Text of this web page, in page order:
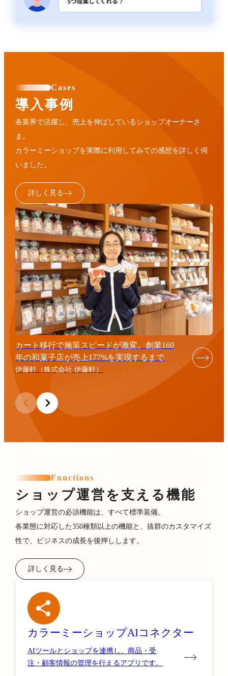
Cases
導入事例
各業界で活躍し、売上を伸ばしているショップオーナーさ
ま。
カラーミーショップを実際に利用してみての感想を詳しく伺
いました。
詳しく見る
カート移行で施策スピードが激変。創業160
年の和菓子店が売上177%を実現するまで
伊藤軒（株式会社 伊藤軒）
Functions
ショップ運営を支える機能
ショップ運営の必須機能は、すべて標準装備。
各業態に対応した350種類以上の機能と、抜群のカスタマイズ
性で、ビジネスの成長を後押しします。
詳しく見る
カラーミーショップAIコネクター
AIツールとショップを連携し、商品・受
注・顧客情報の管理を行えるアプリです。